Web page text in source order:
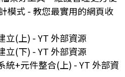
模式 - 教您最實用的網頁收
(上) - YT 外部資源
(下) - YT 外部資源
+元件整合(上) - YT 外部資